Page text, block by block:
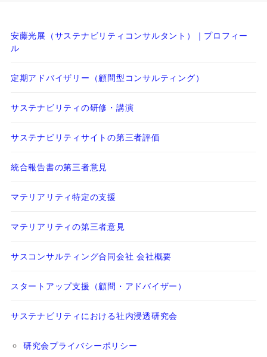
安藤光展（サステナビリティコンサルタント）｜プロフィー
ル
定期アドバイザリー（顧問型コンサルティング）
サステナビリティの研修・講演
サステナビリティサイトの第三者評価
統合報告書の第三者意見
マテリアリティ特定の支援
マテリアリティの第三者意見
サスコンサルティング合同会社 会社概要
スタートアップ支援（顧問・アドバイザー）
サステナビリティにおける社内浸透研究会
研究会プライバシーポリシー